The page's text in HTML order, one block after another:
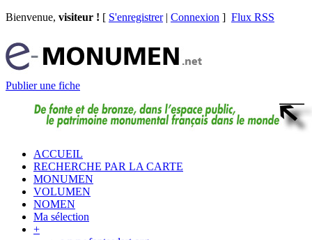
Bienvenue, visiteur ! [ S'enregistrer| Connexion ] Flux RSS
Publier une fiche
ACCUEIL
RECHERCHE PAR LA CARTE
MONUMEN
VOLUMEN
NOMEN
Ma sélection
+